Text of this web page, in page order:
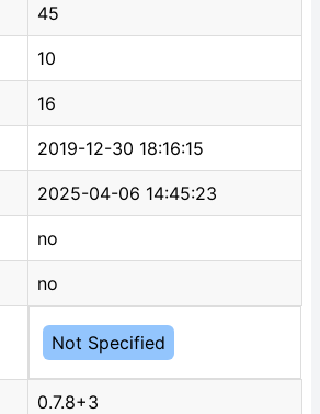
45
10
16
2019-12-30 18:16:15
2025-04-06 14:45:23
no
no
Not Specified
0.7.8+3